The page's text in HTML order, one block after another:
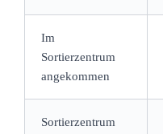
Im
Sortierzentrum
angekommen
Sortierzentrum